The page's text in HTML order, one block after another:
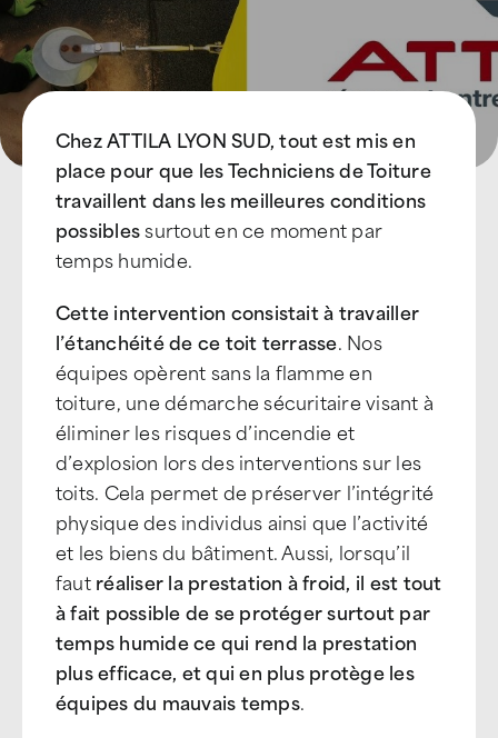
Chez ATTILA LYON SUD, tout est mis en
place pour que les Techniciens de Toiture
travaillent dans les meilleures conditions
possiblessurtout en ce moment par
temps humide.
Cette intervention consistait à travailler
l’étanchéité de ce toit terrasse. Nos
équipes opèrent sans la flamme en
toiture, une démarche sécuritaire visant à
éliminer les risques d’incendie et
d’explosion lors des interventions sur les
toits. Cela permet de préserver l’intégrité
physique des individus ainsi que l’activité
et les biens du bâtiment. Aussi, lorsqu’il
fautréaliser la prestation à froid, il est tout
à fait possible de se protéger surtout par
temps humide ce qui rend la prestation
plus efficace, et qui en plus protège les
équipes du mauvais temps.